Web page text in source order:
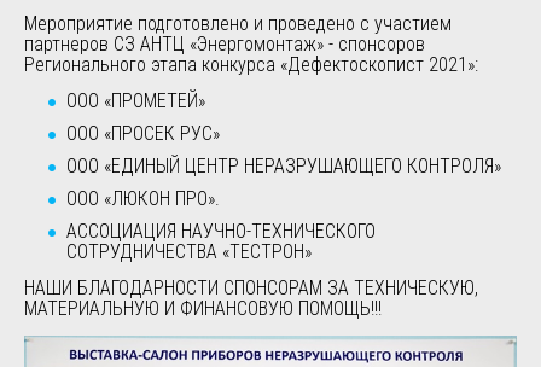
Мероприятие подготовлено и проведено с участием
партнеров СЗ АНТЦ «Энергомонтаж» - спонсоров
Регионального этапа конкурса «Дефектоскопист 2021»:
ООО «ПРОМЕТЕЙ»
ООО «ПРОСЕК РУС»
ООО «ЕДИНЫЙ ЦЕНТР НЕРАЗРУШАЮЩЕГО КОНТРОЛЯ»
ООО «ЛЮКОН ПРО».
АССОЦИАЦИЯ НАУЧНО-ТЕХНИЧЕСКОГО
СОТРУДНИЧЕСТВА «ТЕСТРОН»
НАШИ БЛАГОДАРНОСТИ СПОНСОРАМ ЗА ТЕХНИЧЕСКУЮ,
МАТЕРИАЛЬНУЮ И ФИНАНСОВУЮ ПОМОЩЬ!!!